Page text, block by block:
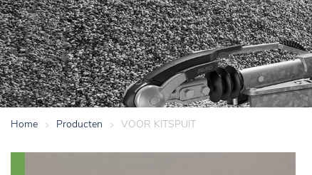
Home > Producten > VOOR KITSPUIT